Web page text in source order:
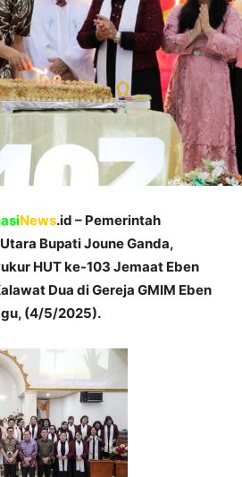
News.id – Pemerintah
Bupati Joune Ganda,
HUT ke-103 Jemaat Eben
Dua di Gereja GMIM Eben
(4/5/2025).